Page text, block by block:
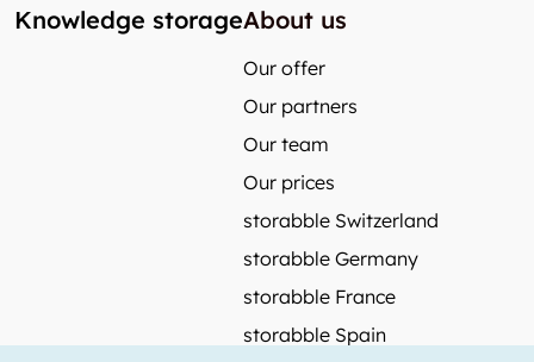
Knowledge storageAbout us
Our offer
Our partners
Our team
Our prices
storabble Switzerland
storabble Germany
storabble France
storabble Spain